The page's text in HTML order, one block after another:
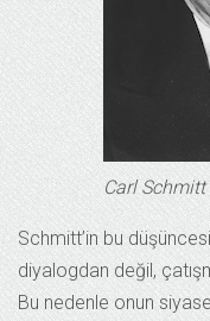
Carl Schmitt
Schmitt’in bu
diyalogdan değil,
Bu nedenle onun